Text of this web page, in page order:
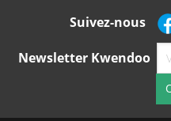
Suivez-nous
Newsletter Kwendoo